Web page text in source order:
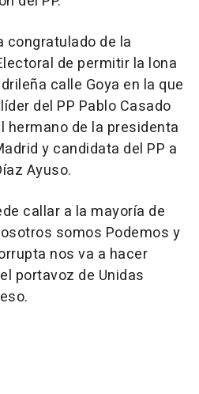
congratulado de la
de permitir la lona
calle Goya en la que
del PP Pablo Casado
de la presidenta
y candidata del PP a
Ayuso.
callar a la mayoría de
somos Podemos y
nos va a hacer
portavoz de Unidas